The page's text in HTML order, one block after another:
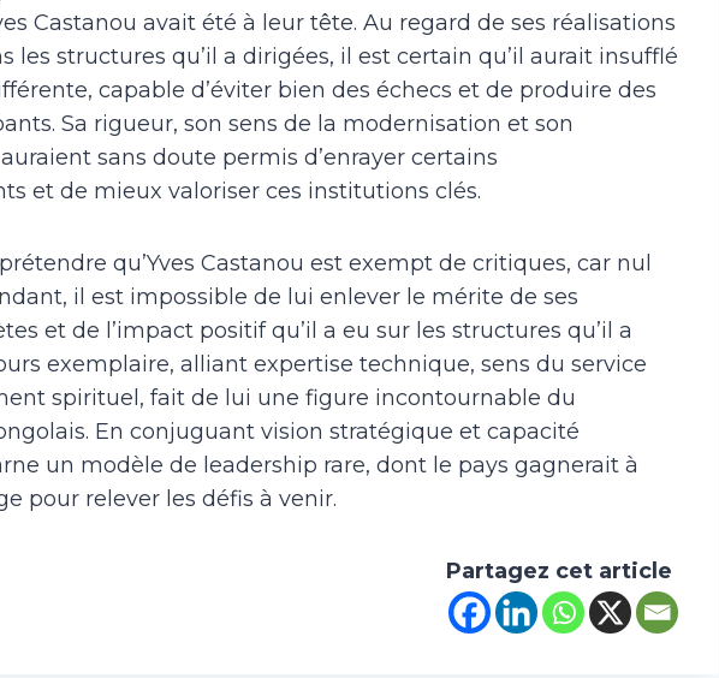
Castanou avait été à leur tête. Au regard de ses réalisations
les structures qu’il a dirigées, il est certain qu’il aurait insufflé
capable d’éviter bien des échecs et de produire des
Sa rigueur, son sens de la modernisation et son
sans doute permis d’enrayer certains
et de mieux valoriser ces institutions clés.
qu’Yves Castanou est exempt de critiques, car nul
il est impossible de lui enlever le mérite de ses
et de l’impact positif qu’il a eu sur les structures qu’il a
exemplaire, alliant expertise technique, sens du service
spirituel, fait de lui une figure incontournable du
En conjuguant vision stratégique et capacité
un modèle de leadership rare, dont le pays gagnerait à
pour relever les défis à venir.
Partagez cet article